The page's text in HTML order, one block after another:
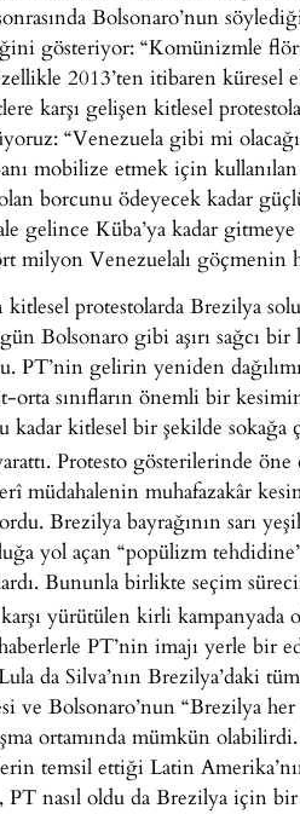
Bolsonaro’nun
gösteriyor: “Komünizmle
2013’ten itibaren
karşı gelişen kitlesel
“Venezuela gibi mi
mobilize etmek için
borcunu ödeyecek kadar
gelince Küba’ya kadar
milyon Venezuelalı göçmenin
protestolarda Brezilya
Bolsonaro gibi aşırı sağcı
PT’nin gelirin yeniden
orta sınıfların önemli bir
kadar kitlesel bir şekilde sokağa
Protesto gösterilerinde öne
müdahalenin muhafazakâr
Brezilya bayrağının sarı
yol açan “popülizm
Bununla birlikte seçim
karşı yürütülen kirli
PT’nin imajı yerle bir
da Silva’nın Brezilya’daki
ve Bolsonaro’nun “Brezilya
ortamında mümkün
temsil ettiği Latin
nasıl oldu da Brezilya için